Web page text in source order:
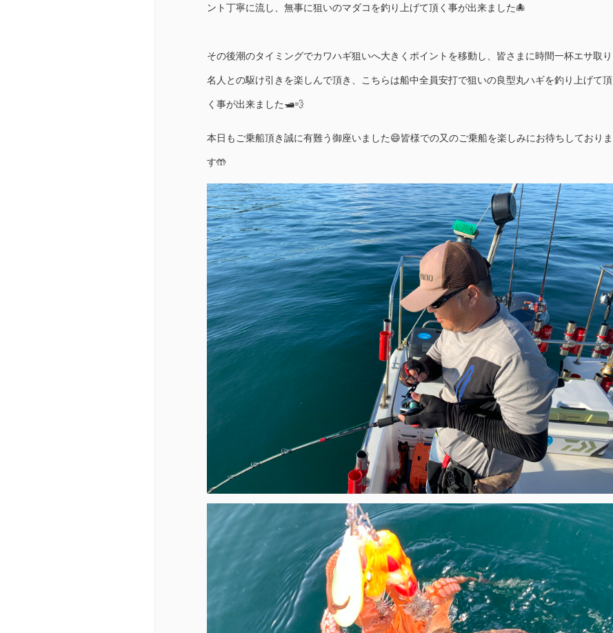
ント丁寧に流し、無事に狙いのマダコを釣り上げて頂く事が出来ました🐙
その後潮のタイミングでカワハギ狙いへ大きくポイントを移動し、皆さまに時間一杯エサ取り
名人との駆け引きを楽しんで頂き、こちらは船中全員安打で狙いの良型丸ハギを釣り上げて頂
く事が出来ました🛥️💨
本日もご乗船頂き誠に有難う御座いました😄皆様での又のご乗船を楽しみにお待ちしておりま
す🤲